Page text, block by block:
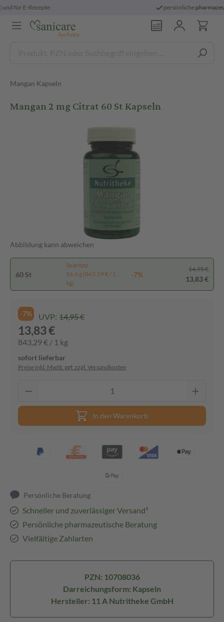
pharmazeutische Beratung
Mangan Kapseln
Mangan 2 mg Citrat 60 St Kapseln
Abbildung kann abweichen
60 St
Spartipp
16,4 g (843,29 € / 1
kg)
-7%
14,95 €
13,83 €
-7% UVP: 14,95 €
13,83 €
843,29 € / 1 kg
sofort lieferbar
Preise inkl. MwSt. ggf. zzgl. Versandkosten
In den Warenkorb
Persönliche Beratung
Schneller und zuverlässiger Versand³
Persönliche pharmazeutische Beratung
Vielfältige Zahlarten
PZN: 10708036
Darreichungsform: Kapseln
Hersteller: 11 A Nutritheke GmbH